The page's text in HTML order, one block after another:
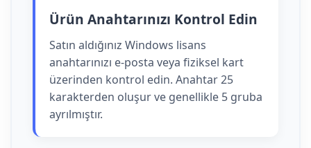
Ürün Anahtarınızı Kontrol Edin
Satın aldığınız Windows lisans
anahtarınızı e-posta veya fiziksel kart
üzerinden kontrol edin. Anahtar 25
karakterden oluşur ve genellikle 5 gruba
ayrılmıştır.